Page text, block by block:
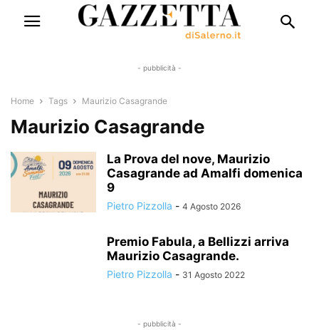
- pubblicità -
Home Tags Maurizio Casagrande
Maurizio Casagrande
La Prova del nove, Maurizio
Casagrande ad Amalfi domenica
9
Pietro Pizzolla - 4 Agosto 2026
Premio Fabula, a Bellizzi arriva
Maurizio Casagrande.
Pietro Pizzolla - 31 Agosto 2022
- pubblicità -